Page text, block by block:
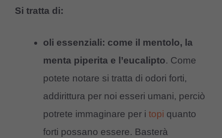
Si tratta di:
oli essenziali: come il mentolo, la
menta piperita e l’eucalipto. Come
potete notare si tratta di odori forti,
addirittura per noi esseri umani, perciò
potrete immaginare per i topi quanto
forti possano essere. Basterà